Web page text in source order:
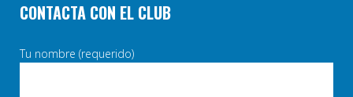
CONTACTA CON EL CLUB
Tu nombre (requerido)